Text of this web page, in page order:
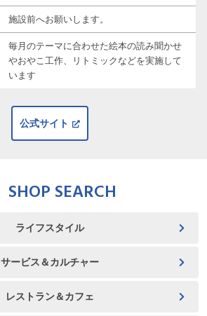
施設前へお願いします。
毎月のテーマに合わせた絵本の読み聞かせ
やおやこ工作、リトミックなどを実施して
います
公式サイト
SHOP SEARCH
ライフスタイル
サービス＆カルチャー
レストラン＆カフェ